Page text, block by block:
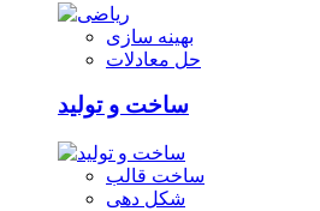
بهینه سازی
حل معادلات
ساخت و تولید
ساخت قالب
شکل دهی